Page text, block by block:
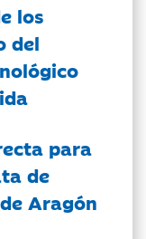
los
del
para
de
Aragón